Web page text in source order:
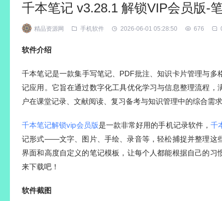
千本笔记 v3.28.1 解锁VIP会员版-
精品资源网 手机软件 2026-06-01 05:28:50 676
软件介绍
千本笔记是一款集手写笔记、PDF批注、知识卡片管理与多
记应用。它旨在通过数字化工具优化学习与信息整理流程，
户在课堂记录、文献阅读、复习备考与知识管理中的综合需
千本笔记解锁vip会员版是一款非常好用的手机记录软件， 千
记形式——文字、图片、手绘、录音等，轻松捕捉并整理这
界面和高度自定义的笔记模板，让每个人都能根据自己的习
来下载吧！
软件截图